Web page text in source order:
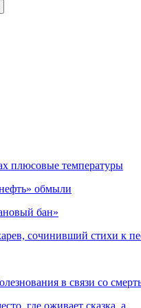
плюсовые температуры
обмыли
бан»
сочинивший стихи к
в связи со
где оживает сказка, а…